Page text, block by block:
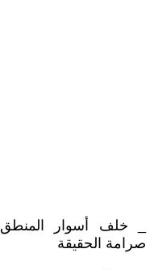
_ خلف أسوار
صرامة الحقيقة